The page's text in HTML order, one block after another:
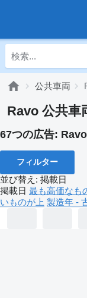
公共車両
Ravo 公共車
67つの広告:
フィルター
並び替え : 掲載日
掲載日 最も高価なも
いものが上 製造年 -